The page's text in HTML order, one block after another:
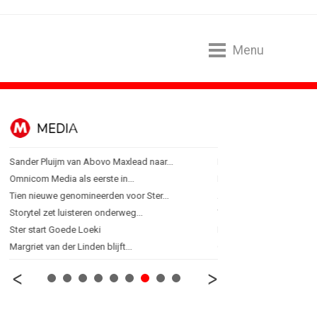
Menu
MEDIA
Sander Pluijm van Abovo Maxlead naar...
Omnicom Media als eerste in...
Tien nieuwe genomineerden voor Ster...
Storytel zet luisteren onderweg...
Ster start Goede Loeki
Margriet van der Linden blijft...
Allianz Direct ‘kaapt’...
VanMoof zet